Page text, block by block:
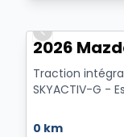
Previous slide
2026
Traction
SKYACTIV-G -
0 km